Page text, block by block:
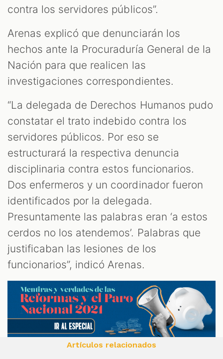
contra los servidores públicos”.
Arenas explicó que denunciarán los
hechos ante la Procuraduría General de la
Nación para que realicen las
investigaciones correspondientes.
“La delegada de Derechos Humanos pudo
constatar el trato indebido contra los
servidores públicos. Por eso se
estructurará la respectiva denuncia
disciplinaria contra estos funcionarios.
Dos enfermeros y un coordinador fueron
identificados por la delegada.
Presuntamente las palabras eran ‘a estos
cerdos no los atendemos’. Palabras que
justificaban las lesiones de los
funcionarios”, indicó Arenas.
Artículos relacionados